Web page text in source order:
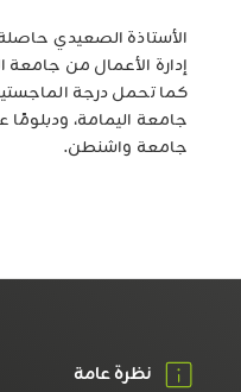
الأستاذة الصعيدي
إدارة الأعمال من جامعة
كما تحمل درجة
جامعة اليمامة، ودبلومًا
جامعة واشنطن.
نظرة عامة